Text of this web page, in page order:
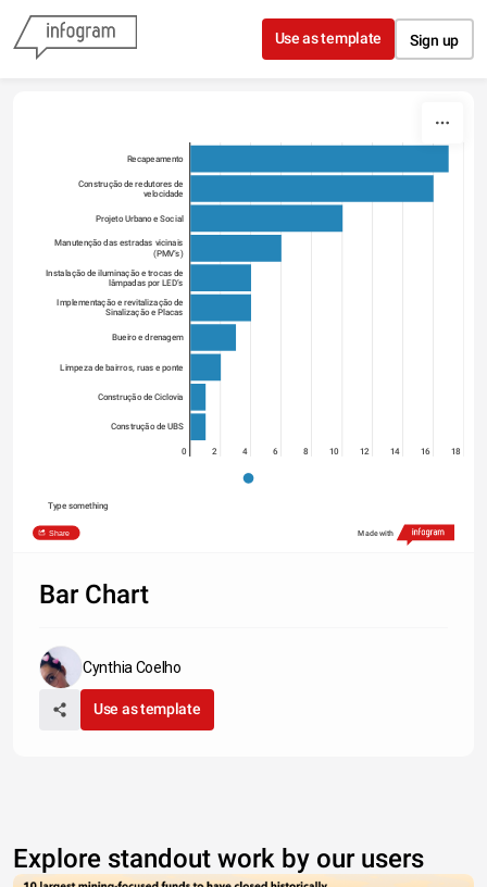
Skip to content
Use as template Sign up
Recapeamento
Construção de redutores de
velocidade
Projeto Urbano e Social
Manutenção das estradas vicinais
(PMV’s)
Instalação de iluminação e trocas de
lâmpadas por LED’s
Implementação e revitalização de
Sinalização e Placas
Bueiro e drenagem
Limpeza de bairros, ruas e ponte
Construção de Ciclovia
Construção de UBS
0 2 4 6 8 10 12 14 16 18
Type something
Share Made with
Bar Chart
Cynthia Coelho
Use as template
Explore standout work by our users